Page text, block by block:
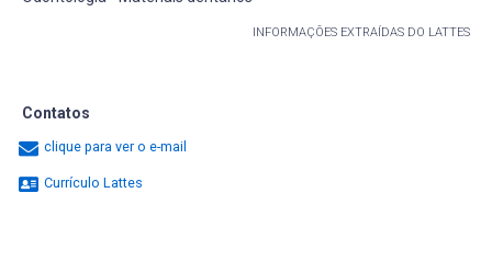
INFORMAÇÕES EXTRAÍDAS DO LATTES
Contatos
clique para ver o e-mail
Currículo Lattes